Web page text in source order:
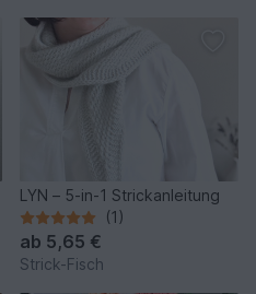
LYN – 5-in-1 Strickanleitung
(1)
ab 5,65 €
Strick-Fisch